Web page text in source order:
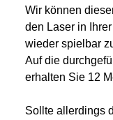
Wir können
den Laser in
wieder spielbar
Auf die
erhalten Sie 12
Sollte allerdings